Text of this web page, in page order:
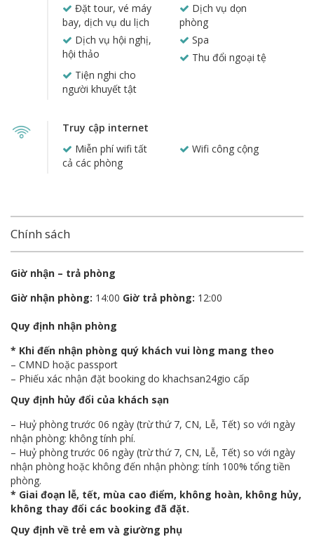
Đặt tour, vé máy
bay, dịch vụ du lịch
Dịch vụ dọn
phòng
Dịch vụ hội nghị,
hội thảo
Spa
Thu đổi ngoại tệ
Tiện nghi cho
người khuyết tật
Truy cập internet
Miễn phí wifi tất
cả các phòng
Wifi công cộng
Chính sách
Giờ nhận – trả phòng
Giờ nhận phòng: 14:00 Giờ trả phòng: 12:00
Quy định nhận phòng
* Khi đến nhận phòng quý khách vui lòng mang theo
– CMND hoặc passport
– Phiếu xác nhận đặt booking do khachsan24gio cấp
Quy định hủy đổi của khách sạn
– Huỷ phòng trước 06 ngày (trừ thứ 7, CN, Lễ, Tết) so với ngày
nhận phòng: không tính phí.
– Huỷ phòng trước 06 ngày (trừ thứ 7, CN, Lễ, Tết) so với ngày
nhận phòng hoặc không đến nhận phòng: tính 100% tổng tiền
phòng.
* Giai đoạn lễ, tết, mùa cao điểm, không hoàn, không hủy,
không thay đổi các booking đã đặt.
Quy định về trẻ em và giường phụ